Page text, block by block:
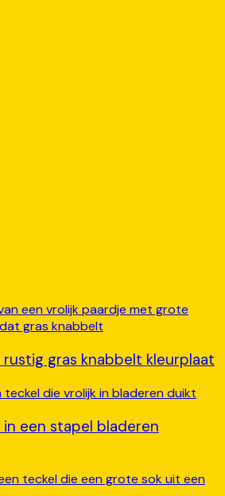
gras knabbelt kleurplaat
een stapel bladeren